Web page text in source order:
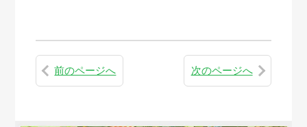
前のページへ 次のページへ